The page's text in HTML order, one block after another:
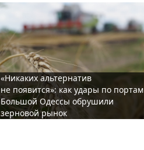
«Никаких альтернатив
не появится»: как удары по портам
Большой Одессы обрушили
зерновой рынок